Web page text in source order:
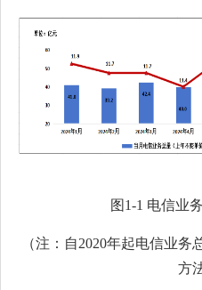
图 1-1 电信业
（注：自2020年起电信业务
方